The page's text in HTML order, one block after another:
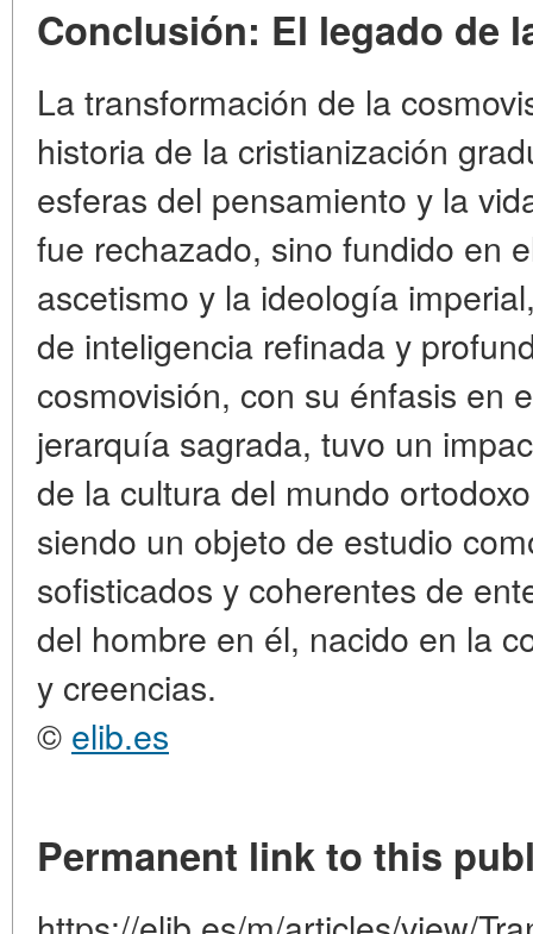
Conclusión: El legado de
La transformación de la
historia de la cristianización
esferas del pensamiento y la
fue rechazado, sino fundido en
ascetismo y la ideología
de inteligencia refinada y
cosmovisión, con su énfasis en
jerarquía sagrada, tuvo un
de la cultura del mundo
siendo un objeto de estudio
sofisticados y coherentes de
del hombre en él, nacido en la
y creencias.
© elib.es
Permanent link to this